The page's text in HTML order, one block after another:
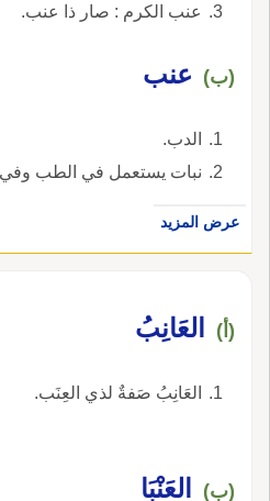
عنب الكرم : صار ذا عنب.
(ب) عنب
الدب.
نبات يستعمل في الطب وفي
عرض المزيد
(أ) العَانِبُ
العَانِبُ صَفةٌ لذي العِنَب.
(ب) العَنْبَا